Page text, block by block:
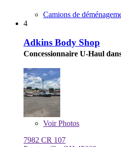
Camions de
4
Adkins Body Shop
Concessionnaire U-Haul
VoirPhotos
7982 CR 107